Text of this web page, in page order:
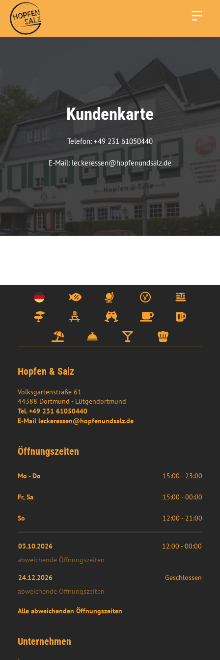
Kundenkarte
Telefon: +49 231 61050440
E-Mail: leckeressen@hopfenundsalz.de
Hopfen & Salz
Volksgartenstraße 61
44388 Dortmund - Lütgendortmund
Tel. +49 231 61050440
E-Mail leckeressen@hopfenundsalz.de
Öffnungszeiten
Mo - Do 15:00 - 23:00
Fr, Sa 15:00 - 00:00
So 12:00 - 21:00
03.10.2026 12:00 - 00:00
abweichende Öffnungszeiten
24.12.2026
Geschlossen
abweichende Öffnungszeiten
Alle abweichenden Öffnungszeiten
Unternehmen